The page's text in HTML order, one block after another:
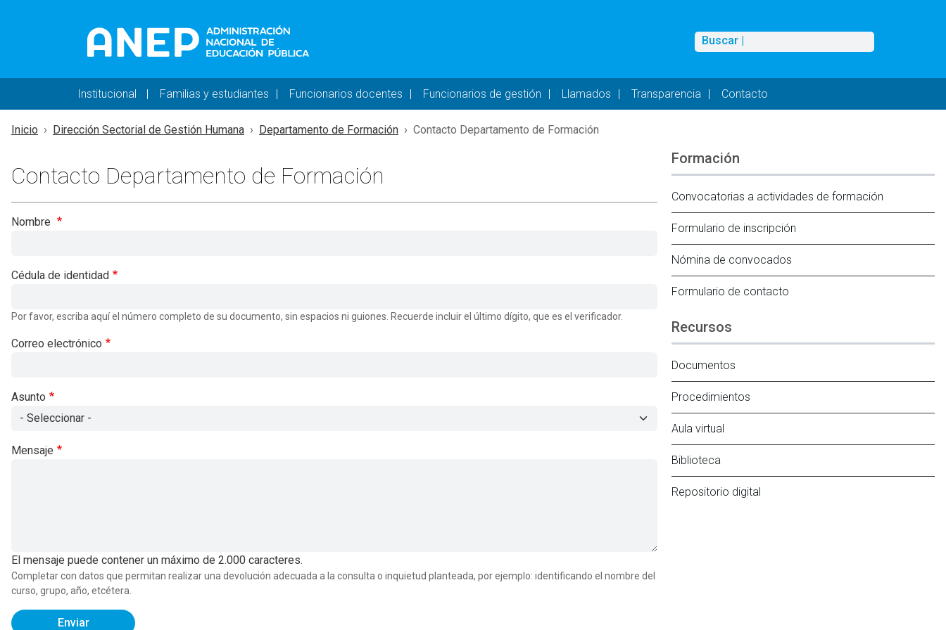
Buscar
Buscar |
Navegación principal - DESKTOP
Institucional Familias y estudiantes Funcionarios docentes Funcionarios de gestión Llamados Transparencia Contacto
Inicio Dirección Sectorial de Gestión Humana Departamento de Formación Contacto Departamento de Formación
Contacto Departamento de Formación
Nombre
Cédula de identidad
Por favor, escriba aquí el número completo de su documento, sin espacios ni guiones. Recuerde incluir el último dígito, que es el verificador.
Correo electrónico
Asunto
Mensaje
El mensaje puede contener un máximo de 2.000 caracteres.
Completar con datos que permitan realizar una devolución adecuada a la consulta o inquietud planteada, por ejemplo: identificando el nombre del
curso, grupo, año, etcétera.
Enviar
Formación
Convocatorias a actividades de formación
Formulario de inscripción
Nómina de convocados
Formulario de contacto
Recursos
Documentos
Procedimientos
Aula virtual
Biblioteca
Repositorio digital